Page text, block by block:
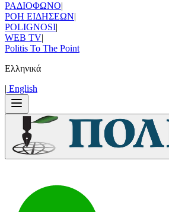
ΡΑΔΙΟΦΩΝΟ|
ΡΟΗ ΕΙΔΗΣΕΩΝ|
POLIGNOSI|
WEB TV|
Politis To The Point
Ελληνικά
| Εnglish